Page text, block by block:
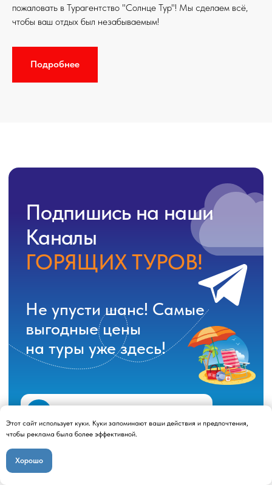
Этот сайт использует куки. Куки запоминают ваши действия и предпочтения,
чтобы реклама была более эффективной.
Хорошо
пожаловать в Турагентство "Солнце Тур"! Мы сделаем всё,
чтобы ваш отдых был незабываемым!
Подробнее